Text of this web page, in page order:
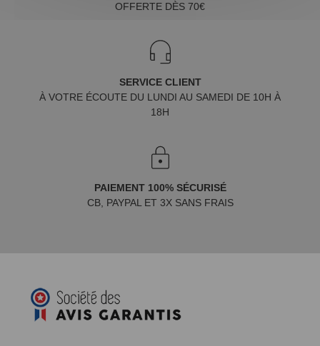
OFFERTE DÈS 70€
SERVICE CLIENT
À VOTRE ÉCOUTE DU LUNDI AU SAMEDI DE 10H À
18H
PAIEMENT 100% SÉCURISÉ
CB, PAYPAL ET 3X SANS FRAIS